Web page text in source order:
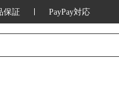
保証 PayPay対応